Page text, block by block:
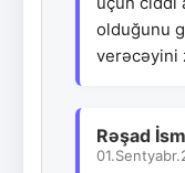
olduğunu
verəcəyini
Rəşad